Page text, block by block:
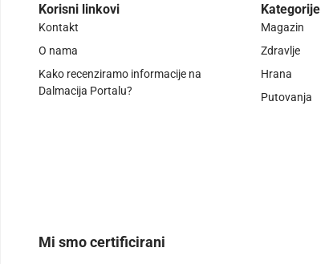
Korisni linkovi
Kontakt
O nama
Kako recenziramo informacije na
Dalmacija Portalu?
Kategorije
Magazin
Zdravlje
Hrana
Putovanja
Mi smo certificirani